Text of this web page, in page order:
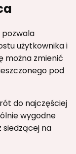
pozwala
użytkownika i
można zmienić
pod
do najczęściej
wygodne
siedzącej na